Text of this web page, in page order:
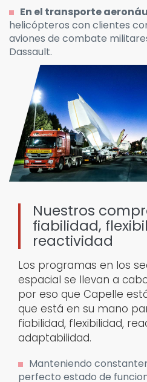
En el transporte
helicópteros con clientes
aviones de combate
Dassault.
Nuestros
fiabilidad,
reactividad
Los programas en los
espacial se llevan a
por eso que Capelle
que está en su mano
fiabilidad, flexibilidad,
adaptabilidad.
Manteniendo
perfecto estado de